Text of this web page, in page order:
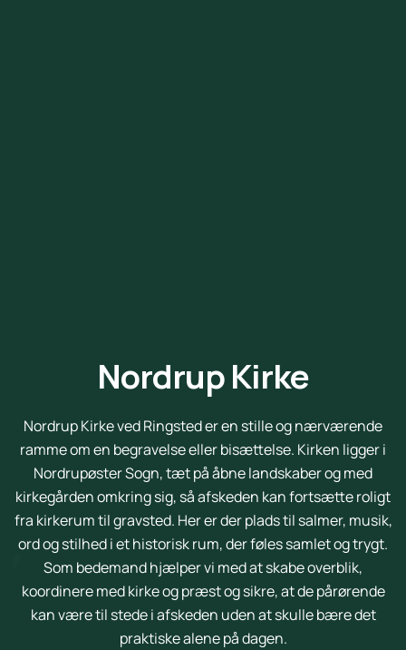
Nordrup Kirke
Nordrup Kirke ved Ringsted er en stille og nærværende
ramme om en begravelse eller bisættelse. Kirken ligger i
Nordrupøster Sogn, tæt på åbne landskaber og med
kirkegården omkring sig, så afskeden kan fortsætte roligt
fra kirkerum til gravsted. Her er der plads til salmer, musik,
ord og stilhed i et historisk rum, der føles samlet og trygt.
Som bedemand hjælper vi med at skabe overblik,
koordinere med kirke og præst og sikre, at de pårørende
kan være til stede i afskeden uden at skulle bære det
praktiske alene på dagen.